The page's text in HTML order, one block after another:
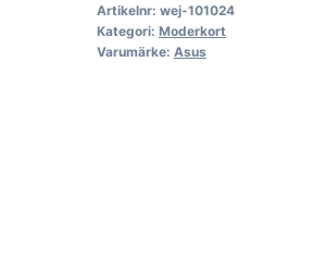
A
II-
Artikelnr: wej-101024
Kategori: Moderkort
Varumärke: Asus